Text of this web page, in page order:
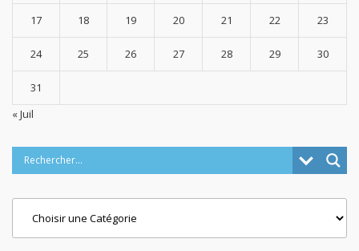
17 18 19 20 21 22 23
24 25 26 27 28 29 30
31
« Juil